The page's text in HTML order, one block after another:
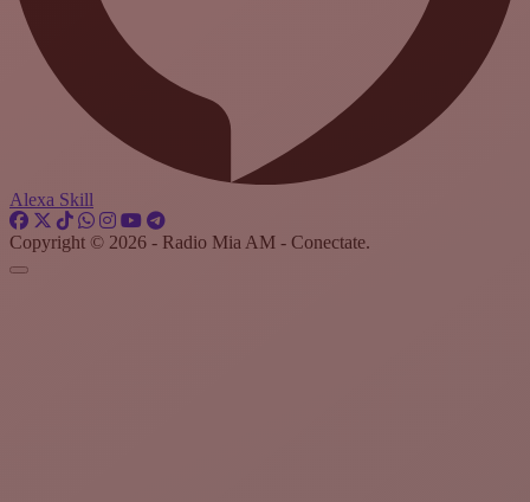
Alexa Skill
Copyright © 2026 - Radio Mia AM - Conectate.